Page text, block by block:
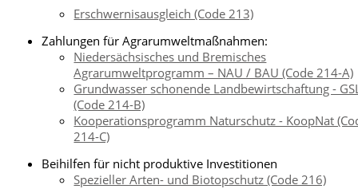
Erschwernisausgleich (Code 213)
Zahlungen für Agrarumweltmaßnahmen:
Niedersächsisches und Bremisches
Agrarumweltprogramm – NAU / BAU (Code 214-A)
Grundwasser schonende Landbewirtschaftung -
(Code 214-B)
Kooperationsprogramm Naturschutz - KoopNat
214-C)
Beihilfen für nicht produktive Investitionen
Spezieller Arten- und Biotopschutz (Code 216)